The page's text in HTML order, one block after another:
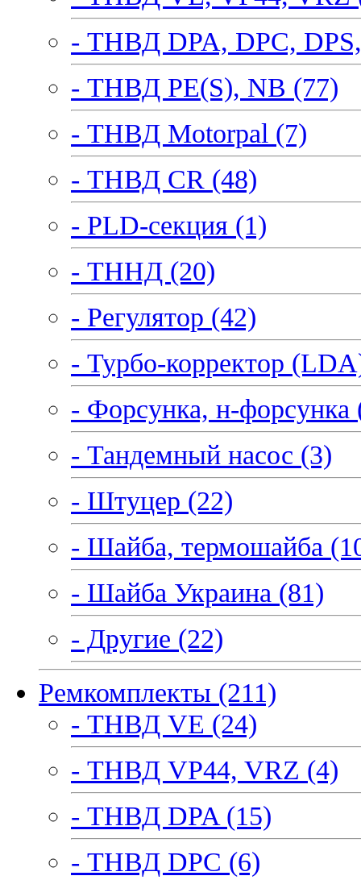
- ТНВД DPA, DPC,
- ТНВД PE(S), NB (77)
- ТНВД Motorpal (7)
- ТНВД CR (48)
- PLD-секция (1)
- ТННД (20)
- Регулятор (42)
- Турбо-корректор
- Форсунка, н-форсунка
- Тандемный насос (3)
- Штуцер (22)
- Шайба, термошайба
- Шайба Украина (81)
- Другие (22)
Ремкомплекты (211)
- ТНВД VE (24)
- ТНВД VP44, VRZ (4)
- ТНВД DPA (15)
- ТНВД DPC (6)